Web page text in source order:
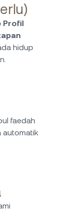
dan saya
dan
lebih
tinggi ke
yang baik
ini.
Profil
hidup
faedah
automatik